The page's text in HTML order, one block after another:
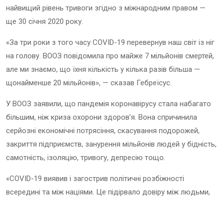
найвищий рівень тривоги згідно з міжнародним правом —
ще 30 січня 2020 року.
«За три роки з того часу COVID-19 перевернув наш світ із ніг
на голову. ВООЗ повідомила про майже 7 мільйонів смертей,
але ми знаємо, що їхня кількість у кілька разів більша —
щонайменше 20 мільйонів», — сказав Гебреїсус.
У ВООЗ заявили, що пандемія коронавірусу стала набагато
більшим, ніж криза охорони здоров’я. Вона спричинила
серйозні економічні потрясіння, скасування подорожей,
закриття підприємств, занурення мільйонів людей у бідність,
самотність, ізоляцію, тривогу, депресію тощо.
«COVID-19 виявив і загострив політичні розбіжності
всередині та між націями. Це підірвало довіру між людьми,